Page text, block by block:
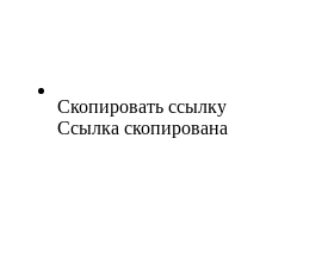
Скопировать ссылку
Ссылка скопирована